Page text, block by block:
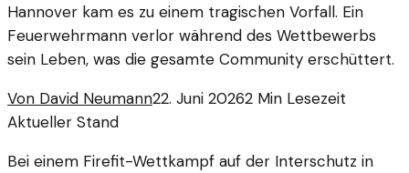
Hannover kam es zu einem tragischen Vorfall. Ein
Feuerwehrmann verlor während des Wettbewerbs
sein Leben, was die gesamte Community erschüttert.
Von David Neumann22. Juni 20262 Min Lesezeit
Aktueller Stand
Bei einem Firefit-Wettkampf auf der Interschutz in